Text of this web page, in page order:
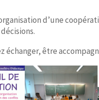
d’une
échanger, être